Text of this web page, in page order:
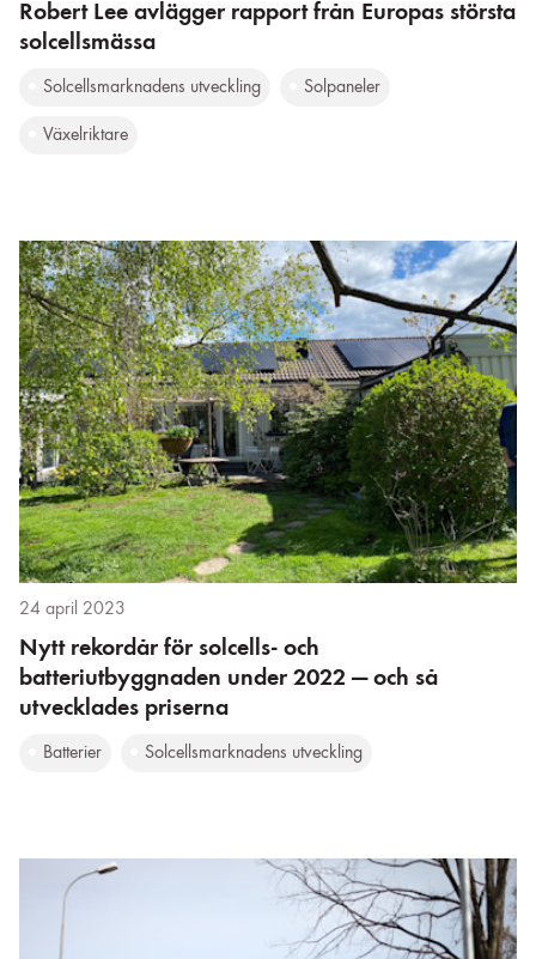
Robert Lee avlägger rapport från Europas största
solcellsmässa
Solcellsmarknadens utveckling Solpaneler
Växelriktare
24 april 2023
Nytt rekordår för solcells- och
batteriutbyggnaden under 2022 — och så
utvecklades priserna
Batterier Solcellsmarknadens utveckling